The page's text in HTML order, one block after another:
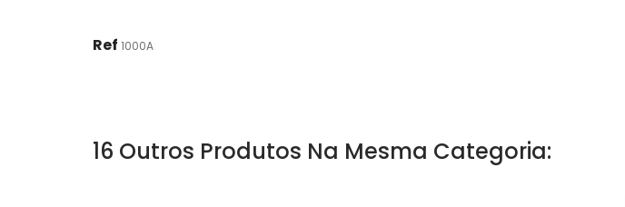
Ref 1000A
16 Outros Produtos Na Mesma Categoria: